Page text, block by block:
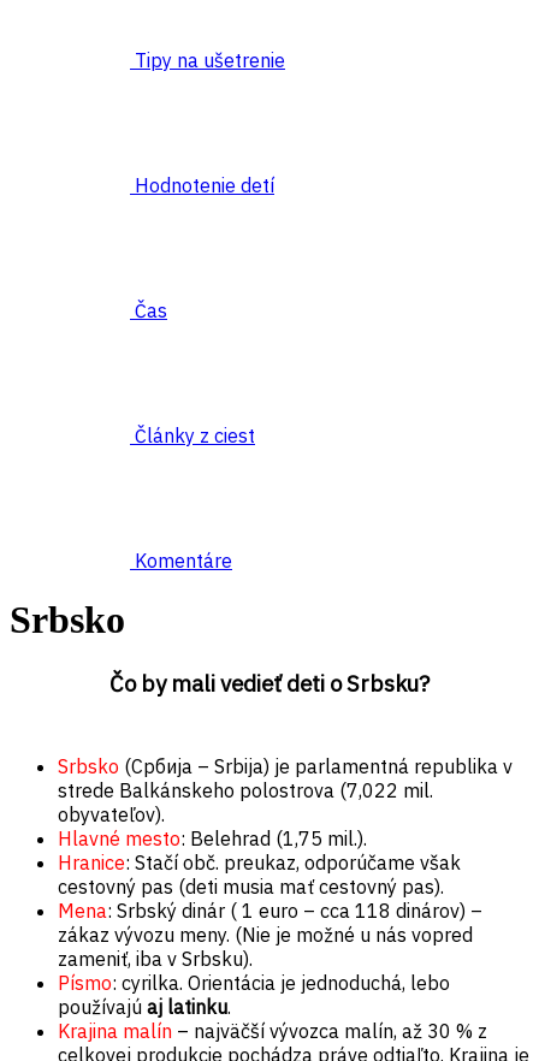
Srbsko
Čo by mali vedieť deti o Srbsku?
Srbsko (Србија – Srbija) je parlamentná republika v
strede Balkánskeho polostrova (7,022 mil.
obyvateľov).
Hlavné mesto: Belehrad (1,75 mil.).
Hranice: Stačí obč. preukaz, odporúčame však
cestovný pas (deti musia mať cestovný pas).
Mena: Srbský dinár ( 1 euro – cca 118 dinárov) –
zákaz vývozu meny. (Nie je možné u nás vopred
zameniť, iba v Srbsku).
Písmo: cyrilka. Orientácia je jednoduchá, lebo
používajú aj latinku.
Krajina malín – najväčší vývozca malín, až 30 % z
celkovej produkcie pochádza práve odtiaľto. Krajina je
Tipy na ušetrenie
Hodnotenie detí
Čas
Články z ciest
Komentáre